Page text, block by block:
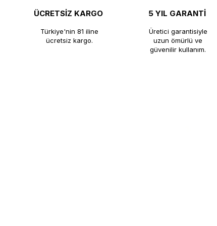
ÜCRETSİZ KARGO
Türkiye'nin 81 iline
ücretsiz kargo.
5 YIL GARANTİ
Üretici garantisiyle
uzun ömürlü ve
güvenilir kullanım.